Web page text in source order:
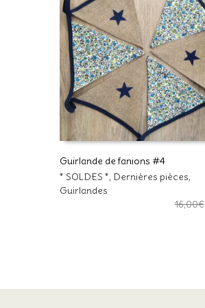
AJOUTER AU PANIER
Guirlande de fanions #4
* SOLDES *, Dernières pièces,
Guirlandes
16,00€